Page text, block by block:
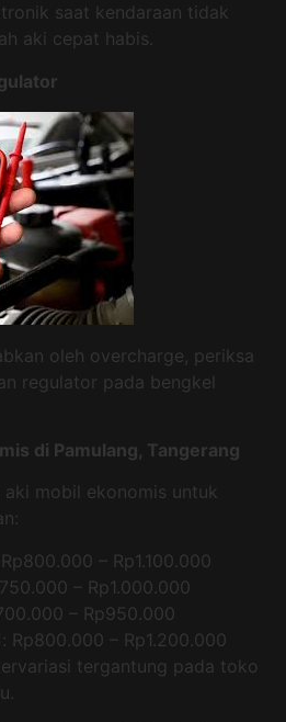
saat kendaraan tidak
aki cepat habis.
oleh overcharge, periksa
regulator pada bengkel
di Pamulang, Tangerang
mobil ekonomis untuk
– Rp1.100.000
– Rp1.000.000
– Rp950.000
Rp800.000 – Rp1.200.000
tergantung pada toko